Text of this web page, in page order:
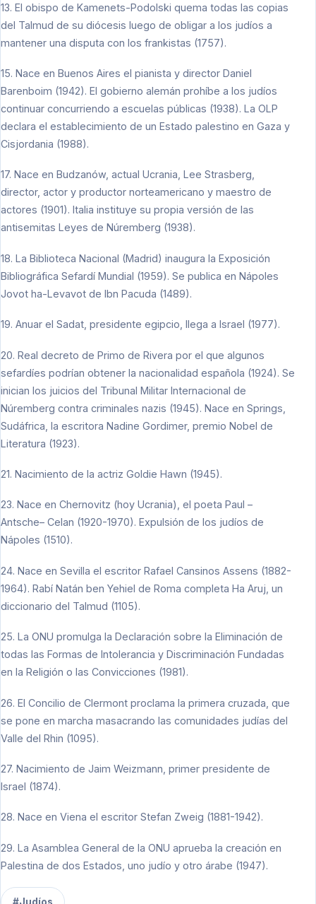
13. El obispo de Kamenets-Podolski quema todas las copias
del Talmud de su diócesis luego de obligar a los judíos a
mantener una disputa con los frankistas (1757).
15. Nace en Buenos Aires el pianista y director Daniel
Barenboim (1942). El gobierno alemán prohíbe a los judíos
continuar concurriendo a escuelas públicas (1938). La OLP
declara el establecimiento de un Estado palestino en Gaza y
Cisjordania (1988).
17. Nace en Budzanów, actual Ucrania, Lee Strasberg,
director, actor y productor norteamericano y maestro de
actores (1901). Italia instituye su propia versión de las
antisemitas Leyes de Núremberg (1938).
18. La Biblioteca Nacional (Madrid) inaugura la Exposición
Bibliográfica Sefardí Mundial (1959). Se publica en Nápoles
Jovot ha-Levavot de Ibn Pacuda (1489).
19. Anuar el Sadat, presidente egipcio, llega a Israel (1977).
20. Real decreto de Primo de Rivera por el que algunos
sefardíes podrían obtener la nacionalidad española (1924). Se
inician los juicios del Tribunal Militar Internacional de
Núremberg contra criminales nazis (1945). Nace en Springs,
Sudáfrica, la escritora Nadine Gordimer, premio Nobel de
Literatura (1923).
21. Nacimiento de la actriz Goldie Hawn (1945).
23. Nace en Chernovitz (hoy Ucrania), el poeta Paul –
Antsche– Celan (1920-1970). Expulsión de los judíos de
Nápoles (1510).
24. Nace en Sevilla el escritor Rafael Cansinos Assens (1882-
1964). Rabí Natán ben Yehiel de Roma completa Ha Aruj, un
diccionario del Talmud (1105).
25. La ONU promulga la Declaración sobre la Eliminación de
todas las Formas de Intolerancia y Discriminación Fundadas
en la Religión o las Convicciones (1981).
26. El Concilio de Clermont proclama la primera cruzada, que
se pone en marcha masacrando las comunidades judías del
Valle del Rhin (1095).
27. Nacimiento de Jaim Weizmann, primer presidente de
Israel (1874).
28. Nace en Viena el escritor Stefan Zweig (1881-1942).
29. La Asamblea General de la ONU aprueba la creación en
Palestina de dos Estados, uno judío y otro árabe (1947).